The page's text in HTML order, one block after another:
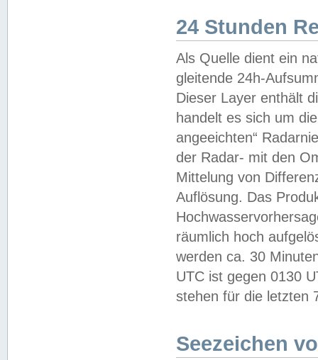
24 Stunden
Als Quelle dient ein
gleitende 24h-
Dieser Layer enthält
handelt es sich um
angeeichten“
der Radar- mit den
Mittelung von
Auflösung. Das
räumlich hoch
werden ca. 30
UTC ist gegen 0130
stehen für die letzten
Seezeichen